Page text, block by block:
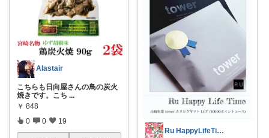
Alastair
こちらも日向屋さんの鳥の炭火
焼きです。こち ...
￥ 848
0 0 19
Ru HappyLifeTime